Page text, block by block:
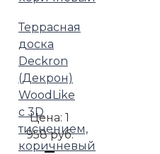
Террасная
доска
Deckron
(Декрон)
WoodLike
с 3D
тиснением,
коричневый
Цена:1
958 руб.